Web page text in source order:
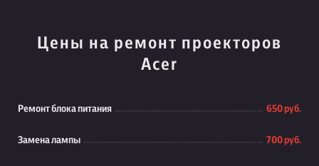
Цены на ремонт проекторов
Acer
Ремонт блока питания 650 руб.
Замена лампы 700 руб.